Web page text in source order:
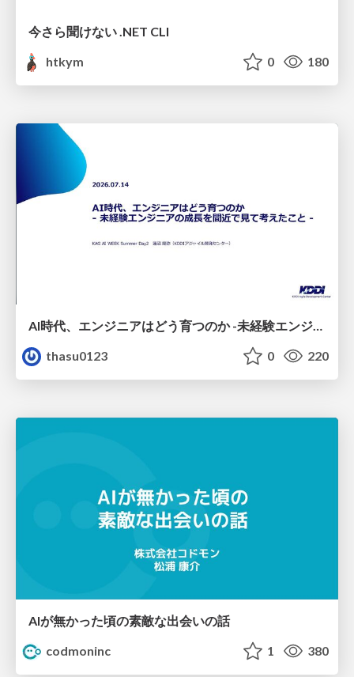
今さら聞けない .NET CLI
htkym
0 180
AI時代、エンジニアはどう育つのか -未経験エンジニアの成長を間近で見て考えたこと-
thasu0123
0 220
AIが無かった頃の素敵な出会いの話
codmoninc
1 380